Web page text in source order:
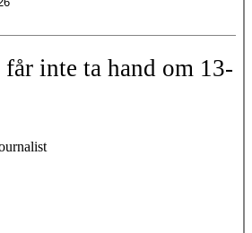
får inte ta hand om 13-